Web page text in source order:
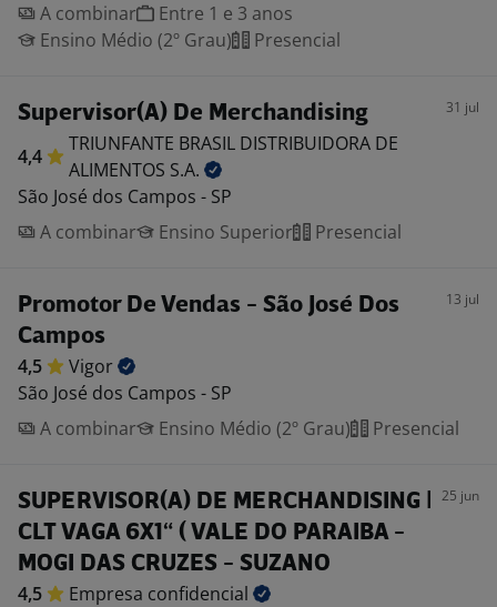
A combinar
Entre 1 e 3 anos
Ensino Médio (2º Grau)
Presencial
Supervisor(A) De Merchandising 31 jul
4,4
TRIUNFANTE BRASIL DISTRIBUIDORA DE
ALIMENTOS S.A.
São José dos Campos - SP
A combinar
Ensino Superior Presencial
Promotor De Vendas - São José Dos
Campos
13 jul
4,5
Vigor
São José dos Campos - SP
A combinar
Ensino Médio (2º Grau) Presencial
SUPERVISOR(A) DE MERCHANDISING |
CLT VAGA 6X1“ ( VALE DO PARAIBA -
MOGI DAS CRUZES - SUZANO
25 jun
4,5 Empresa confidencial